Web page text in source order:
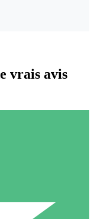
Sans
vrais avis